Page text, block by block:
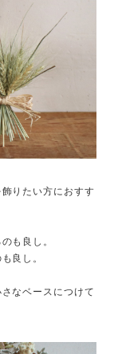
りたい方におすす
も良し。
良し。
なベースにつけて